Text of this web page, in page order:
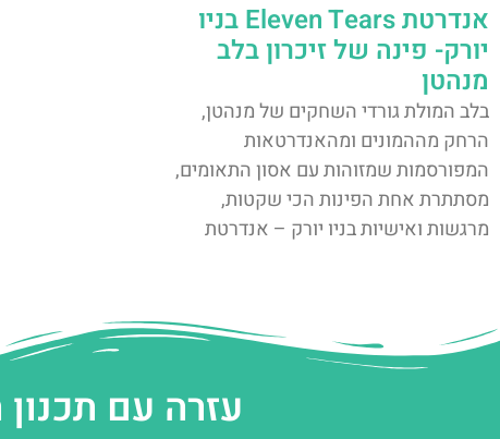
אנדרטת Eleven Tears בניו
יורק- פינה של זיכרון בלב
מנהטן
בלב המולת גורדי השחקים של מנהטן,
הרחק מההמונים ומהאנדרטאות
המפורסמות שמזוהות עם אסון התאומים,
מסתתרת אחת הפינות הכי שקטות,
מרגשות ואישיות בניו יורק – אנדרטת
עזרה עם